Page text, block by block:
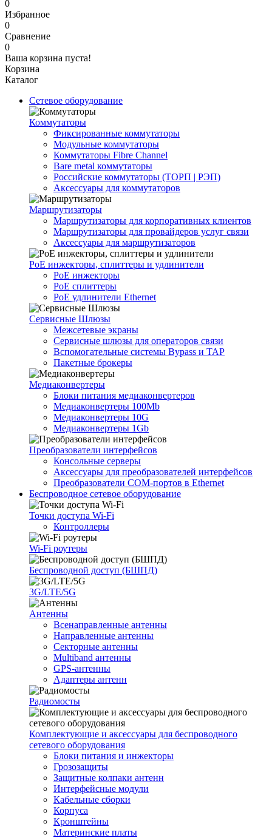
0
Избранное
0
Сравнение
0
Ваша корзина пуста!
Корзина
Каталог
Сетевое оборудование
Коммутаторы
Фиксированные коммутаторы
Модульные коммутаторы
Коммутаторы Fibre Channel
Bare metal коммутаторы
Российские коммутаторы (ТОРП | РЭП)
Аксессуары для коммутаторов
Маршрутизаторы
Маршрутизаторы для корпоративных клиентов
Маршрутизаторы для провайдеров услуг связи
Аксессуары для маршрутизаторов
PoE инжекторы, сплиттеры и удлинители
PoE инжекторы
PoE сплиттеры
PoE удлинители Ethernet
Сервисные Шлюзы
Межсетевые экраны
Сервисные шлюзы для операторов связи
Вспомогательные системы Bypass и TAP
Пакетные брокеры
Медиаконвертеры
Блоки питания медиаконвертеров
Медиаконвертеры 100Mb
Медиаконвертеры 10G
Медиаконвертеры 1Gb
Преобразователи интерфейсов
Консольные серверы
Аксессуары для преобразователей интерфейсов
Преобразователи COM-портов в Ethernet
Беспроводное сетевое оборудование
Точки доступа Wi-Fi
Контроллеры
Wi-Fi роутеры
Беспроводной доступ (БШПД)
3G/LTE/5G
Антенны
Всенаправленные антенны
Направленные антенны
Секторные антенны
Multiband антенны
GPS-антенны
Адаптеры антенн
Радиомосты
Комплектующие и аксессуары для беспроводного
сетевого оборудования
Блоки питания и инжекторы
Грозозащиты
Защитные колпаки антенн
Интерфейсные модули
Кабельные сборки
Корпуса
Кронштейны
Материнские платы